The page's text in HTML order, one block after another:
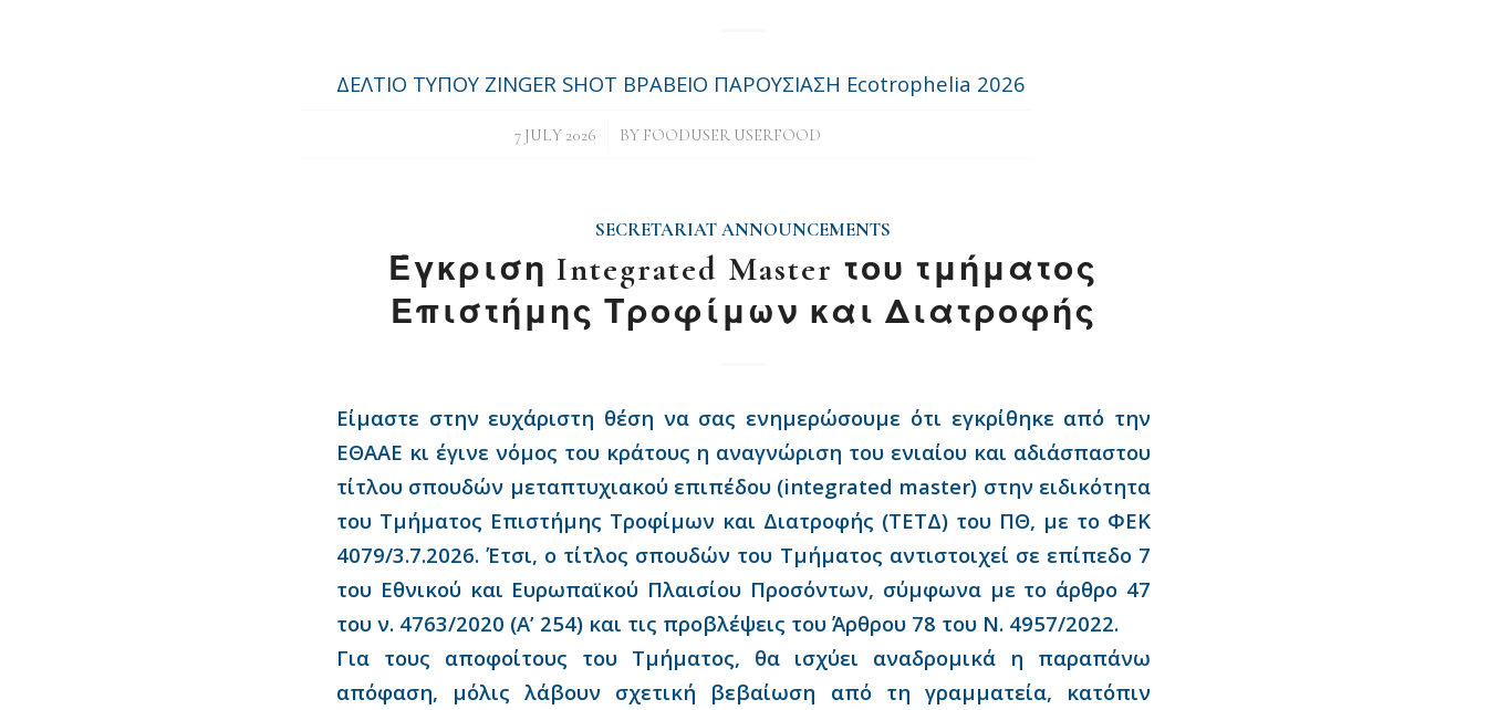
ΔΕΛΤΙΟ ΤΥΠΟΥ ZINGER SHOT BΡΑΒΕΙΟ ΠΑΡΟΥΣΙΑΣΗ Ecotrophelia 2026
7 JULY 2026
/ BY FOODUSER USERFOOD
SECRETARIAT ANNOUNCEMENTS
Έγκριση Integrated Master του τμήματος
Επιστήμης Τροφίμων και Διατροφής
Είμαστε στην ευχάριστη θέση να σας ενημερώσουμε ότι εγκρίθηκε από την
ΕΘΑΑΕ κι έγινε νόμος του κράτους η αναγνώριση του ενιαίου και αδιάσπαστου
τίτλου σπουδών μεταπτυχιακού επιπέδου (integrated master) στην ειδικότητα
του Τμήματος Επιστήμης Τροφίμων και Διατροφής (ΤΕΤΔ) του ΠΘ, με το ΦΕΚ
4079/3.7.2026. Έτσι, ο τίτλος σπουδών του Τμήματος αντιστοιχεί σε επίπεδο 7
του Εθνικού και Ευρωπαϊκού Πλαισίου Προσόντων, σύμφωνα με το άρθρο 47
του ν. 4763/2020 (Α’ 254) και τις προβλέψεις του Άρθρου 78 του Ν. 4957/2022.
Για τους αποφοίτους του Τμήματος, θα ισχύει αναδρομικά η παραπάνω
απόφαση, μόλις λάβουν σχετική βεβαίωση από τη γραμματεία, κατόπιν